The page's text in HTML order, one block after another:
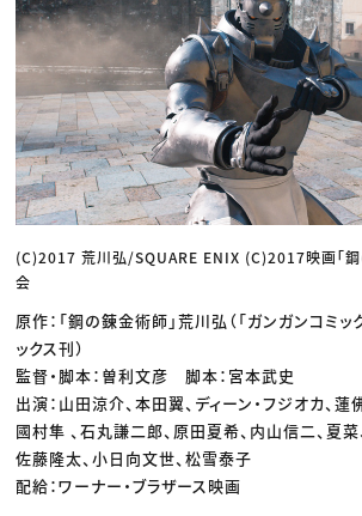
(C)2017 荒川弘/SQUARE ENIX (C)2017映画「鋼
会
原作：「鋼の錬金術師」荒川弘（「ガンガンコミッ
ックス刊）
監督・脚本：曽利文彦 脚本：宮本武史
出演：山田涼介、本田翼、ディーン・フジオカ、蓮
國村隼 、石丸謙二郎、原田夏希、内山信二、夏
佐藤隆太、小日向文世、松雪泰子
配給：ワーナー・ブラザース映画